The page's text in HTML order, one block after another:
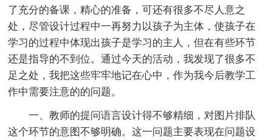
了充分的备课，精心的准备，可还有很多不尽人意之
处，尽管设计过程中一再努力以孩子为主体，使孩子在
学习的过程中体现出孩子是学习的主人，但在有些环节
还是指导的不到位。通过今天的活动，我发现了很多不
足之处，我把这些牢牢地记在心中，作为我今后教学工
作中需要注意的的问题。
一、教师的提问语言设计得不够精细，对图片排队
这个环节的意图不够明确。这一问题主要表现在问题设